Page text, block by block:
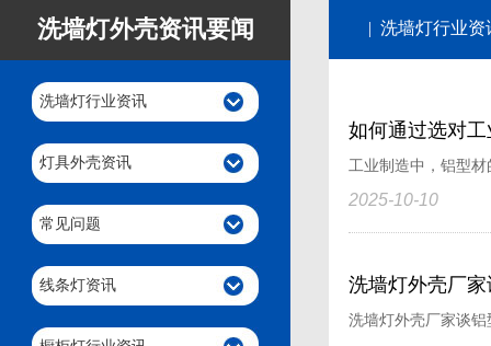
洗墙灯外壳资讯要闻
洗墙灯行业资讯
灯具外壳资讯
常见问题
线条灯资讯
| 洗墙灯行业资
如何通过选对
工业制造中，铝型
2025-10-10
洗墙灯外壳厂
洗墙灯外壳厂家谈